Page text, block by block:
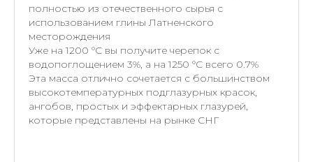
полностью из отечественного сырья с
использованием глины Латненского
месторождения
Уже на 1200 °С вы получите черепок с
водопоглощением 3%, а на 1250 °С всего 0.7%
Эта масса отлично сочетается с большинством
высокотемпературных подглазурных красок,
ангобов, простых и эффектарных глазурей,
которые представлены на рынке СНГ